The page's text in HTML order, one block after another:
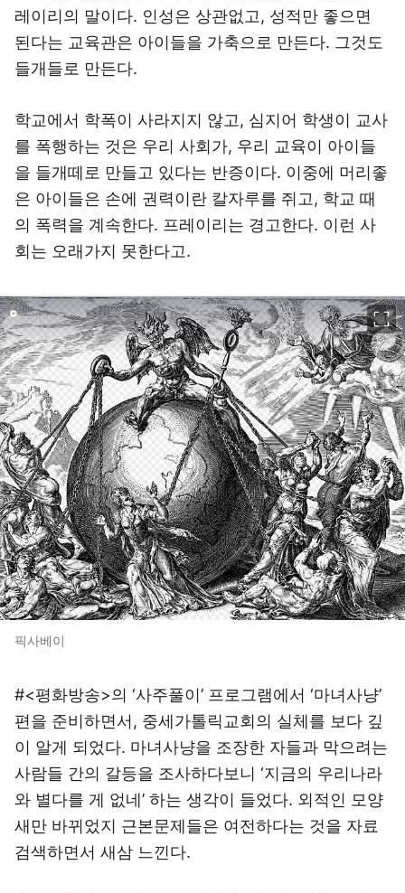
레이리의 말이다. 인성은 상관없고, 성적만 좋으면
된다는 교육관은 아이들을 가축으로 만든다. 그것도
들개들로 만든다.
학교에서 학폭이 사라지지 않고, 심지어 학생이 교사
를 폭행하는 것은 우리 사회가, 우리 교육이 아이들
을 들개떼로 만들고 있다는 반증이다. 이중에 머리좋
은 아이들은 손에 권력이란 칼자루를 쥐고, 학교 때
의 폭력을 계속한다. 프레이리는 경고한다. 이런 사
회는 오래가지 못한다고.
픽사베이
#<평화방송>의 ‘사주풀이’ 프로그램에서 ‘마녀사냥’
편을 준비하면서, 중세가톨릭교회의 실체를 보다 깊
이 알게 되었다. 마녀사냥을 조장한 자들과 막으려는
사람들 간의 갈등을 조사하다보니 ‘지금의 우리나라
와 별다를 게 없네’ 하는 생각이 들었다. 외적인 모양
새만 바뀌었지 근본문제들은 여전하다는 것을 자료
검색하면서 새삼 느낀다.